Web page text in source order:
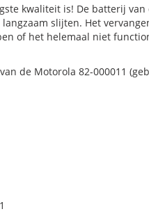
kwaliteit is! De batterij van
slijten. Het
of het helemaal niet
de Motorola 82-000011